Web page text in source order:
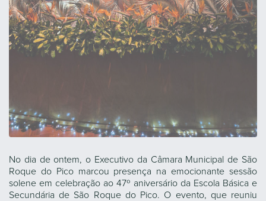
No dia de ontem, o Executivo da Câmara Municipal de São
Roque do Pico marcou presença na emocionante sessão
solene em celebração ao 47º aniversário da Escola Básica e
Secundária de São Roque do Pico. O evento, que reuniu